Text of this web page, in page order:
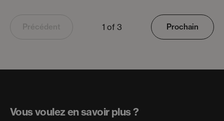
Précédent 1 of 3 Prochain
Vous voulez en savoir plus ?